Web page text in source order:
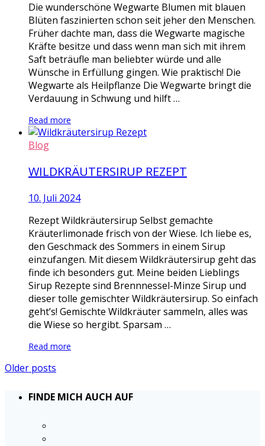
Die wunderschöne Wegwarte Blumen mit blauen
Blüten faszinierten schon seit jeher den Menschen.
Früher dachte man, dass die Wegwarte magische
Kräfte besitze und dass wenn man sich mit ihrem
Saft beträufle man beliebter würde und alle
Wünsche in Erfüllung gingen. Wie praktisch! Die
Wegwarte als Heilpflanze Die Wegwarte bringt die
Verdauung in Schwung und hilft …
Read more
Blog
WILDKRÄUTERSIRUP REZEPT
10. Juli 2024
Rezept Wildkräutersirup Selbst gemachte
Kräuterlimonade frisch von der Wiese. Ich liebe es,
den Geschmack des Sommers in einem Sirup
einzufangen. Mit diesem Wildkräutersirup geht das
finde ich besonders gut. Meine beiden Lieblings
Sirup Rezepte sind Brennnessel-Minze Sirup und
dieser tolle gemischter Wildkräutersirup. So einfach
geht’s! Gemischte Wildkräuter sammeln, alles was
die Wiese so hergibt. Sparsam …
Read more
Older posts
FINDE MICH AUCH AUF